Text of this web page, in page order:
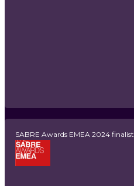
SABRE Awards EMEA 2024 finalist